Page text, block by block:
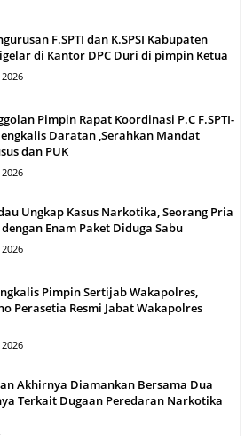
F.SPTI dan K.SPSI Kabupaten
di Kantor DPC Duri di pimpin Ketua
Pimpin Rapat Koordinasi P.C F.SPTI-
Daratan ,Serahkan Mandat
dan PUK
Ungkap Kasus Narkotika, Seorang Pria
Enam Paket Diduga Sabu
Pimpin Sertijab Wakapolres,
Perasetia Resmi Jabat Wakapolres
Akhirnya Diamankan Bersama Dua
Terkait Dugaan Peredaran Narkotika